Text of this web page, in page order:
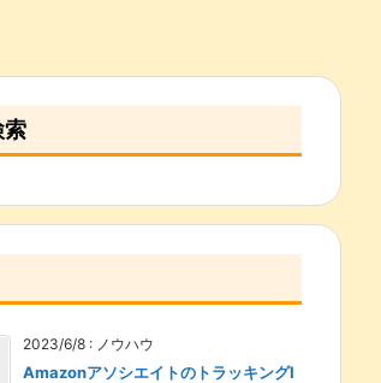
索
2023/6/8 : ノウハウ
AmazonアソシエイトのトラッキングI